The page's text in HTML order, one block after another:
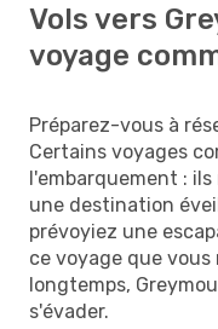
Vols vers
voyage
Préparez-vous à
Certains voyages
l'embarquement :
une destination
prévoyiez une
ce voyage que
longtemps,
s'évader.